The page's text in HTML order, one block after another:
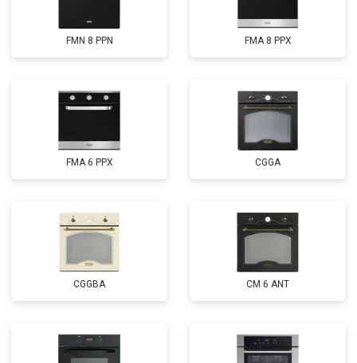
FMN 8 PPN FMA 8 PPX
FMA 6 PPX CGGA
CGGBA CM 6 ANT